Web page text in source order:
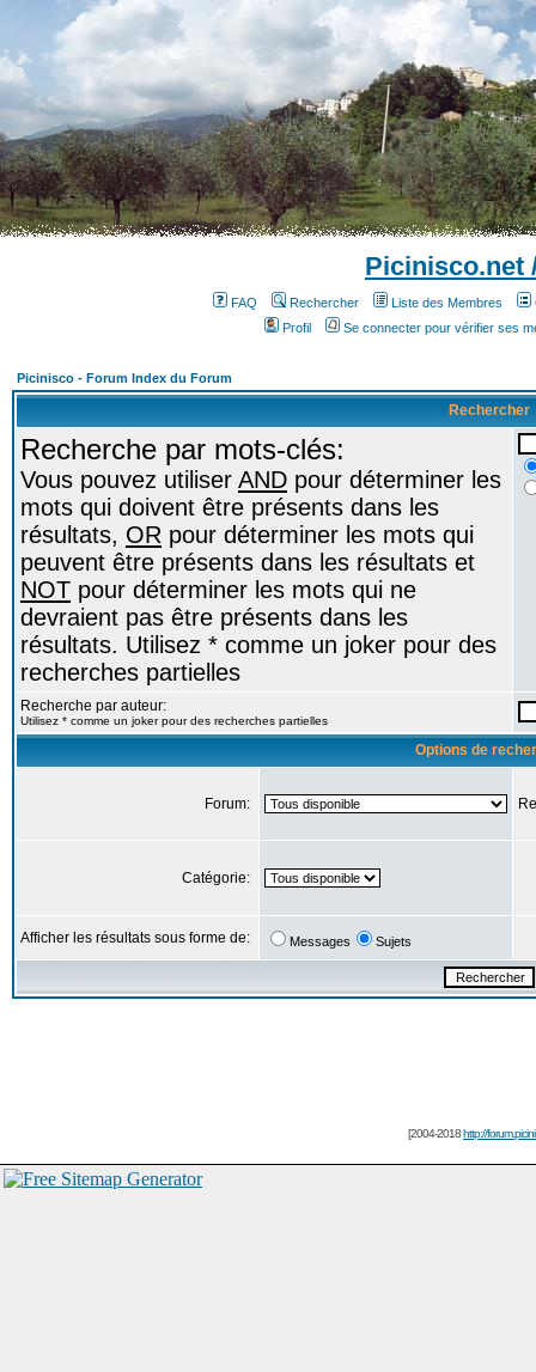
Picinisco.net
FAQ Rechercher Liste des Membres
Profil
Se connecter pour vérifier ses
Picinisco - Forum Index du Forum
Rechercher
Recherche par mots-clés:
Vous pouvez utiliser AND pour déterminer les
mots qui doivent être présents dans les
résultats, OR pour déterminer les mots qui
peuvent être présents dans les résultats et
NOT pour déterminer les mots qui ne
devraient pas être présents dans les
résultats. Utilisez * comme un joker pour des
recherches partielles
Recherche par auteur:
Utilisez * comme un joker pour des recherches partielles
Options de
Forum:
Catégorie:
Afficher les résultats sous forme de: Messages Sujets
[2004-2018http://